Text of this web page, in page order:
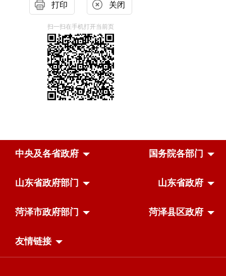
打印 关闭
扫一扫在手机打开当前页
中央及各省政府 国务院各部门
山东省政府部门 山东省政府
菏泽市政府部门 菏泽县区政府
友情链接